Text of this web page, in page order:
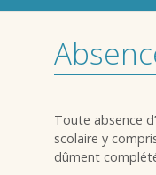
Toute absence
scolaire y
dûment